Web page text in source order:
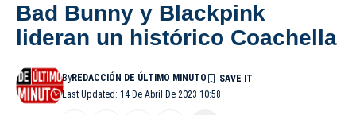
Bad Bunny y Blackpink
lideran un histórico Coachella
Last Updated: 14 De Abril De 2023 10:58
ByREDACCIÓN DE ÚLTIMO MINUTO